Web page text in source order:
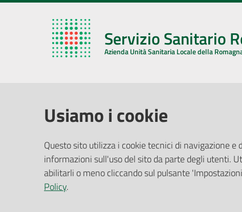
Servizio Sanitario
Azienda Unità Sanitaria Locale della
Via De Gasperi, 8 - 48121 Ravenna (RA)
CF/P.IVA:02483810392
PEC:
azienda@pec.auslromagna.it
Ufficio
Riferimenti
Usiamo i cookie
Questo sito utilizza i cookie tecnici di navigazione
informazioni sull'uso del sito da parte degli utenti.
abilitarli o meno cliccando sul pulsante
Policy.